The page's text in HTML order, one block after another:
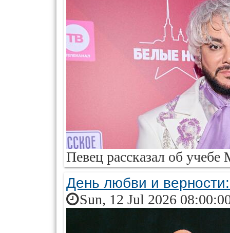
Певец рассказал об
День любви и
Sun, 12 Jul 2026